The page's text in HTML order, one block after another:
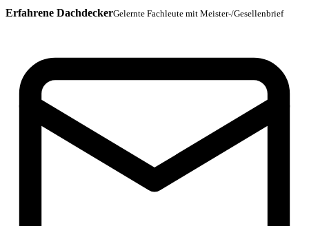
Erfahrene DachdeckerGelernte Fachleute mit Meister-/Gesellenbrief